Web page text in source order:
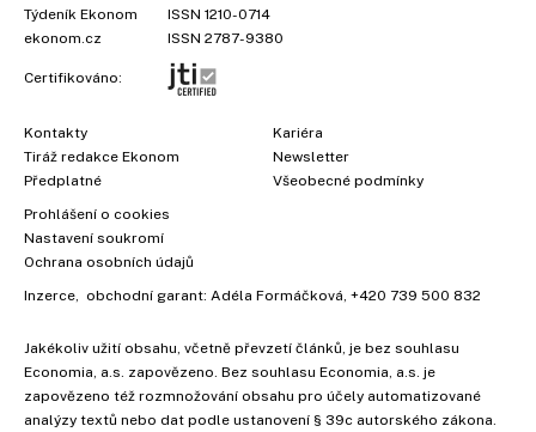
Týdeník Ekonom
ISSN 1210-0714
ekonom.cz
ISSN 2787-9380
Certifikováno:
Kontakty
Tiráž redakce Ekonom
Předplatné
Kariéra
Newsletter
Všeobecné podmínky
Prohlášení o cookies
Nastavení soukromí
Ochrana osobních údajů
Inzerce , obchodní garant: Adéla Formáčková +420 739 500 832
Jakékoliv užití obsahu, včetně převzetí článků, je bez souhlasu
Economia, a.s. zapovězeno. Bez souhlasu Economia, a.s. je
zapovězeno též rozmnožování obsahu pro účely automatizované
analýzy textů nebo dat podle ustanovení § 39c autorského zákona.